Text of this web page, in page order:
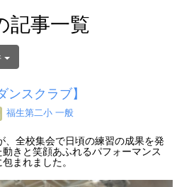
記事一覧
スクラブ】
福生第二小 一般
全校集会で日頃の練習の成果を発
きと笑顔あふれるパフォーマンス
まれました。